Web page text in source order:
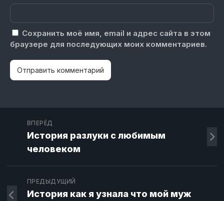
Сохранить моё имя, email и адрес сайта в этом
браузере для последующих моих комментариев.
ВПЕРЁД
История разлуки с любимым
человеком
ПРЕДЫДУЩИЙ
История как я узнала что мой муж